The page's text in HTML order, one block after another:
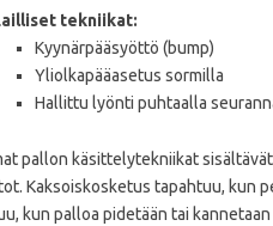
tekniikat:
Kyynärpääsyöttö (bump)
Yliolkapääasetus sormilla
Hallittu lyönti puhtaalla
pallon käsittelytekniikat
Kaksoiskosketus tapahtuu, kun
kun palloa pidetään tai